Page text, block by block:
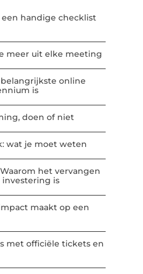
handige checklist
meer uit elke meeting
online
is
doen of niet
wat je moet weten
het vervangen
investering is
maakt op een
met officiële tickets en